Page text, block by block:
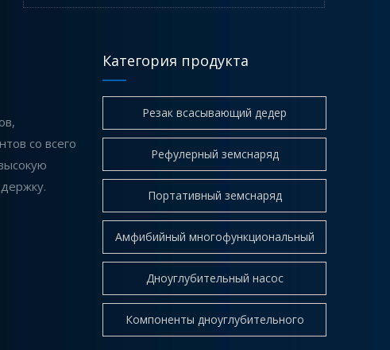
Как работает фрезерный земснаряд? Пошаговое техническое объяснение
Земснаряд с фрезами (CSD) — это
со всего
Категория продукта
Резак всасывающий дедер
Рефулерный земснаряд
Портативный земснаряд
Амфибийный многофункциональный
Дноуглубительный насос
Компоненты дноуглубительного